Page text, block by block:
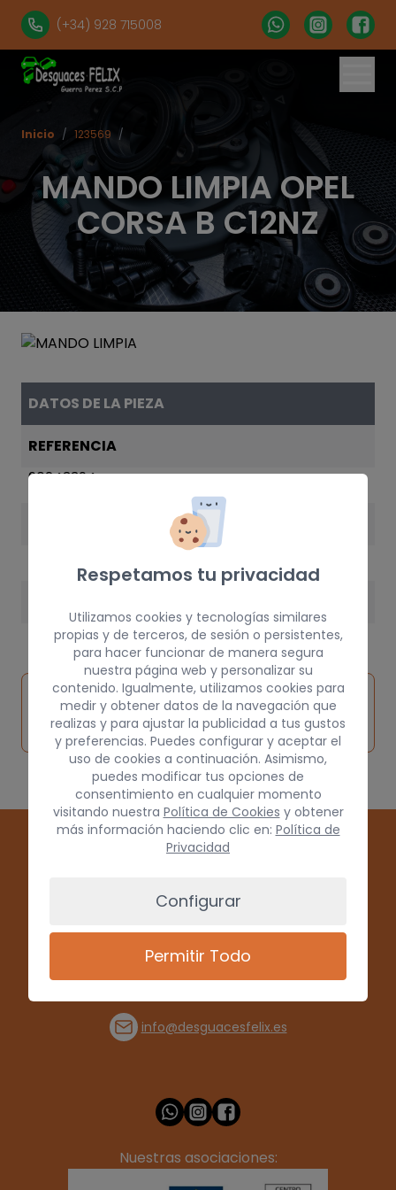
(+34) 928 715008
MANDO LIMPIA OPEL
CORSA B C12NZ
Inicio / 123569 /
DATOS DE LA PIEZA
REFERENCIA
90243394
3 kg
Inspeccionar
vehículo de
origen
Solicitar
pieza
Consultar
por
(+34) 928 715008
info@desguacesfelix.es
Nuestras asociaciones:
Respetamos tu privacidad
Utilizamos cookies y tecnologías similares
propias y de terceros, de sesión o persistentes,
para hacer funcionar de manera segura
nuestra página web y personalizar su
contenido. Igualmente, utilizamos cookies para
medir y obtener datos de la navegación que
realizas y para ajustar la publicidad a tus gustos
y preferencias. Puedes configurar y aceptar el
uso de cookies a continuación. Asimismo,
puedes modificar tus opciones de
consentimiento en cualquier momento
visitando nuestra Política de Cookies y obtener
más información haciendo clic en: Política de
Privacidad
Configurar
Permitir Todo